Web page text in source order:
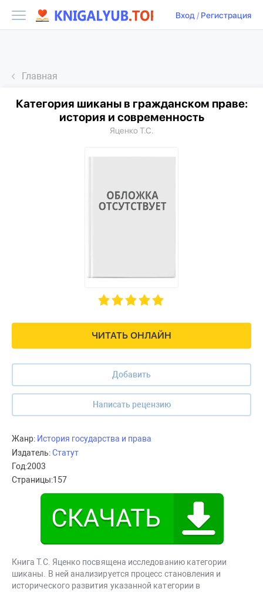
Вход/ Регистрация
Главная
ЧИТАТЬ ОНЛАЙН
Добавить
Написать рецензию
Категория шиканы в гражданском праве:
история и современность
Яценко Т.С.
Жанр: История государства и права
Издатель:Статут
Год:2003
Страницы:157
Книга Т.С. Яценко посвящена исследованию категории
шиканы. В ней анализируется процесс становления и
исторического развития указанной категории в